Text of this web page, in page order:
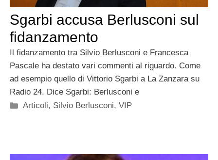
Sgarbi accusa Berlusconi sul
fidanzamento
Il fidanzamento tra Silvio Berlusconi e Francesca
Pascale ha destato vari commenti al riguardo. Come
ad esempio quello di Vittorio Sgarbi a La Zanzara su
Radio 24. Dice Sgarbi: Berlusconi e
Categorie
Articoli, Silvio Berlusconi,VIP